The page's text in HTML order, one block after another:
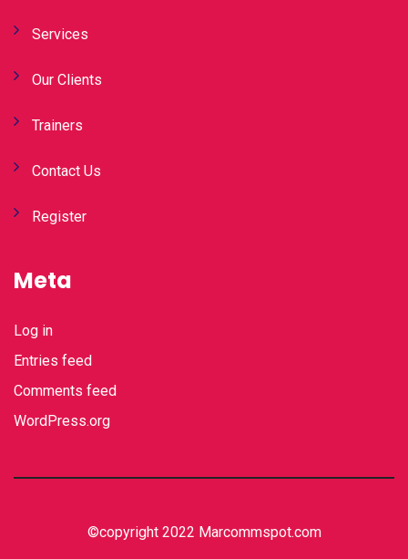
Services
Our Clients
Trainers
Contact Us
Register
Meta
Log in
Entries feed
Comments feed
WordPress.org
©copyright 2022 Marcommspot.com